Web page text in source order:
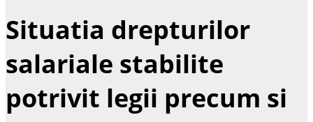
Situatia drepturilor
salariale stabilite
potrivit legii precum si